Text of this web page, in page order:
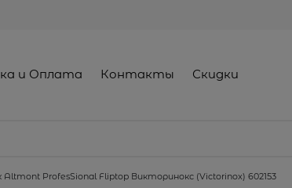
и Оплата Контакты Скидки
ProfesSional Fliptop Викторинокс (Victorinox) 602153